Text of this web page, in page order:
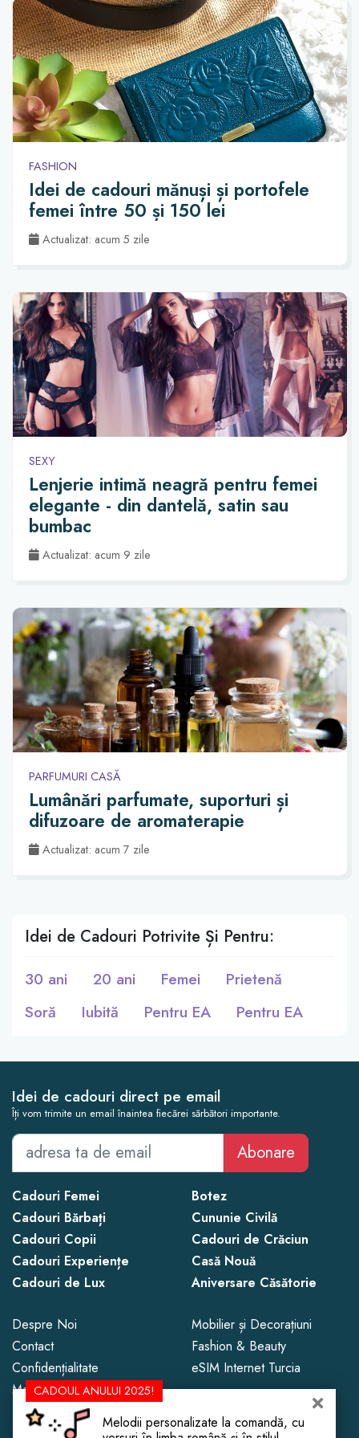
FASHION
Idei de cadouri mănuși și portofele
femei între 50 și 150 lei
Actualizat: acum 5 zile
SEXY
Lenjerie intimă neagră pentru femei
elegante - din dantelă, satin sau
bumbac
Actualizat: acum 9 zile
PARFUMURI CASĂ
Lumânări parfumate, suporturi și
difuzoare de aromaterapie
Actualizat: acum 7 zile
Idei de Cadouri Potrivite Și Pentru:
30 ani 20 ani Femei
Prietenă
Soră
Iubită Pentru EA Pentru EA
Idei de cadouri direct pe email
Îți vom trimite un email înaintea fiecărei sărbători importante.
Abonare
Cadouri Femei
Cadouri Bărbați
Cadouri Copii
Cadouri Experiențe
Cadouri de Lux
Botez
Cununie Civilă
Cadouri de Crăciun
Casă Nouă
Aniversare Căsătorie
Despre Noi
Contact
Confidențialitate
Magazine de Cadouri
Mobilier și Decorațiuni
Fashion & Beauty
eSIM Internet Turcia
Copyright © 2013 - 2026 CadoLand.
CADOUL ANULUI 2025!
Melodii personalizate la comandă, cu